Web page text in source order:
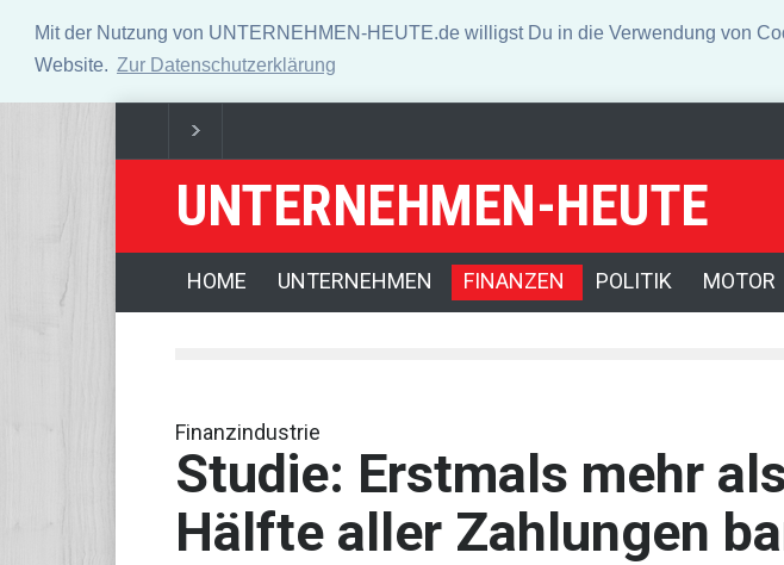
Mit der Nutzung von UNTERNEHMEN-HEUTE.de willigst Du in die Verwendung von
Website. Zur Datenschutzerklärung
Dax startet leicht im Plus - Rally legt Pause ein Deutschland und andere Länder
UNTERNEHMEN-HEUTE
HOME UNTERNEHMEN FINANZEN POLITIK MOTOR
Finanzindustrie
Studie: Erstmals mehr
Hälfte aller Zahlungen